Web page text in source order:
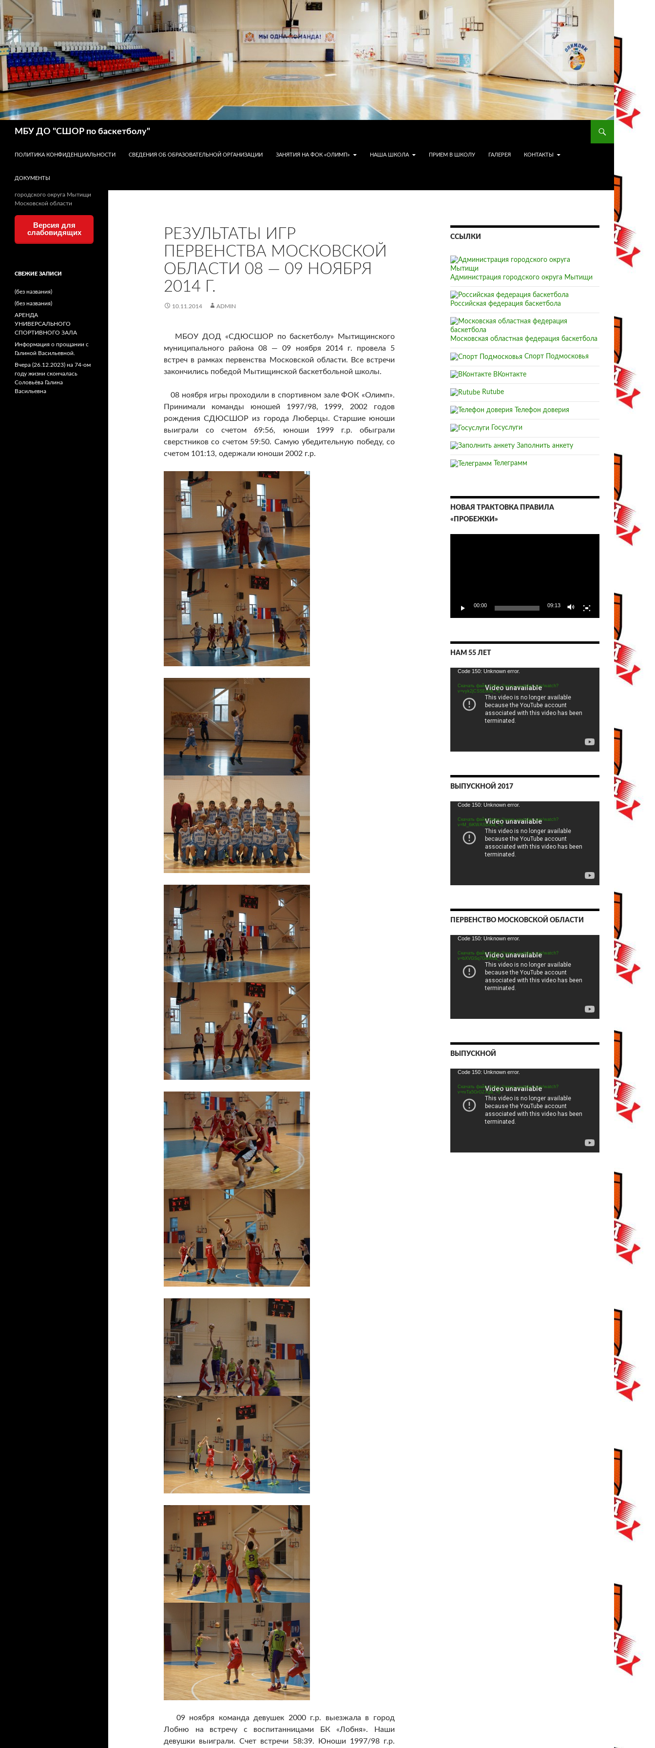
МБУ ДО "СШОР по баскетболу"
ПОЛИТИКА КОНФИДЕНЦИАЛЬНОСТИ
СВЕДЕНИЯ ОБ ОБРАЗОВАТЕЛЬНОЙ ОРГАНИЗАЦИИ ЗАНЯТИЯ НА ФОК «ОЛИМП» НАША ШКОЛА ПРИЕМ В ШКОЛУ ГАЛЕРЕЯ КОНТАКТЫ
ДОКУМЕНТЫ
РЕЗУЛЬТАТЫ ИГР
ПЕРВЕНСТВА МОСКОВСКОЙ
ОБЛАСТИ 08 — 09 НОЯБРЯ
2014 Г.
10.11.2014 ADMIN
МБОУ ДОД «СДЮСШОР по баскетболу» Мытищинского
муниципального района 08 — 09 ноября 2014 г. провела 5
встреч в рамках первенства Московской области. Все встречи
закончились победой Мытищинской баскетбольной школы.
08 ноября игры проходили в спортивном зале ФОК «Олимп».
Принимали команды юношей 1997/98, 1999, 2002 годов
рождения СДЮСШОР из города Люберцы. Старшие юноши
выиграли со счетом 69:56, юноши 1999 г.р. обыграли
сверстников со счетом 59:50. Самую убедительную победу, со
счетом 101:13, одержали юноши 2002 г.р.
09 ноября команда девушек 2000 г.р. выезжала в город
Лобню на встречу с воспитанницами БК «Лобня». Наши
девушки выиграли. Счет встречи 58:39. Юноши 1997/98 г.р.
ССЫЛКИ
Администрация городского округа Мытищи
Российская федерация баскетбола
Московская областная федерация баскетбола
Спорт Подмосковья
ВКонтакте
Rutube
Телефон доверия
Госуслуги
Заполнить анкету
Телеграмм
НОВАЯ ТРАКТОВКА ПРАВИЛА
«ПРОБЕЖКИ»
00:00 09:13
НАМ 55 ЛЕТ
Видеоплеер
Code 150: Unknown error.
Скачать файл: https://www.youtube.com/watch?
v=vyk2jCSSEo0&_=2
ВЫПУСКНОЙ 2017
Видеоплеер
Code 150: Unknown error.
Скачать файл: https://www.youtube.com/watch?
v=M_6iKWASDrs&_=3
ПЕРВЕНСТВО МОСКОВСКОЙ ОБЛАСТИ
Видеоплеер
Code 150: Unknown error.
Скачать файл: https://www.youtube.com/watch?
v=bXVGSq7GwRs&_=4
ВЫПУСКНОЙ
Видеоплеер
Code 150: Unknown error.
Скачать файл: https://www.youtube.com/watch?
v=rvTa5GrGZXg&_=5
городского округа Мытищи
Московской области
Версия для
слабовидящих
СВЕЖИЕ ЗАПИСИ
(без названия)
(без названия)
АРЕНДА
УНИВЕРСАЛЬНОГО
СПОРТИВНОГО ЗАЛА
Информация о прощании с
Галиной Васильевной.
Вчера (26.12.2023) на 74-ом
году жизни скончалась
Соловьёва Галина
Васильевна